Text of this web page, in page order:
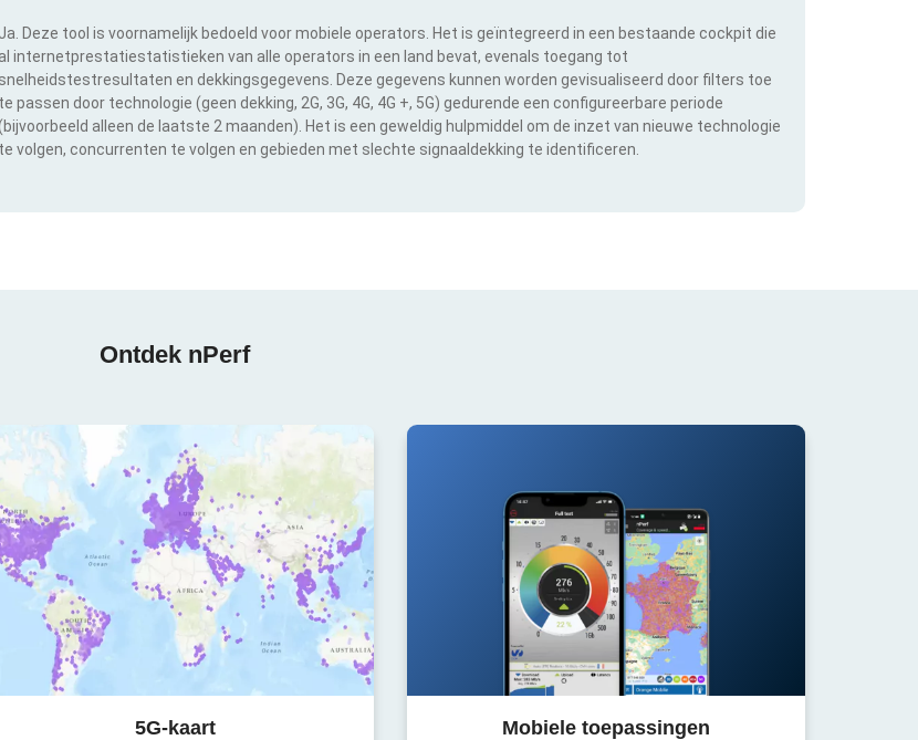
Ja. Deze tool is voornamelijk bedoeld voor mobiele operators. Het is geïntegreerd in een bestaande cockpit die
al internetprestatiestatistieken van alle operators in een land bevat, evenals toegang tot
snelheidstestresultaten en dekkingsgegevens. Deze gegevens kunnen worden gevisualiseerd door filters toe
te passen door technologie (geen dekking, 2G, 3G, 4G, 4G +, 5G) gedurende een configureerbare periode
alleen de laatste 2 maanden). Het is een geweldig hulpmiddel om de inzet van nieuwe technologie
te volgen, concurrenten te volgen en gebieden met slechte signaaldekking te identificeren.
Ontdek nPerf
5G-kaart Mobiele toepassingen